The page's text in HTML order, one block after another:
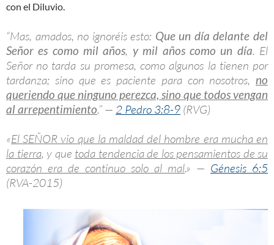
con el Diluvio.
“Mas, amados, no ignoréis esto: Que un día delante del
Señor es como mil años, y mil años como un día. El
Señor no tarda su promesa, como algunos la tienen por
tardanza; sino que es paciente para con nosotros, no
queriendo que ninguno perezca, sino que todos vengan
al arrepentimiento.” — 2 Pedro 3:8-9 (RVG)
«El SEÑOR vio que la maldad del hombre era mucha en
la tierra, y que toda tendencia de los pensamientos de su
corazón era de continuo solo al mal.» — Génesis 6:5
(RVA-2015)